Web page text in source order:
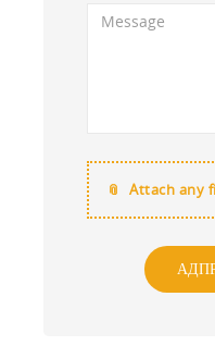
Attach any